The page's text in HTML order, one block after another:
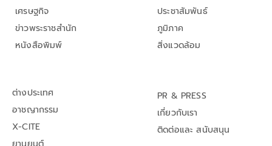
เศรษฐกิจ
ข่าวพระราชสำนัก
หนังสือพิมพ์
ประชาสัมพันธ์
ภูมิภาค
สิ่งแวดล้อม
ต่างประเทศ
อาชญากรรม
X-CITE
PR & PRESS
เกี่ยวกับเรา
ติดต่อและ สนับสนุน